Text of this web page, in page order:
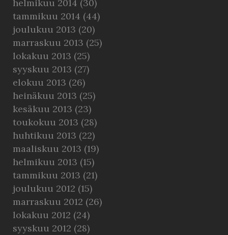
helmikuu 2014 (30)
tammikuu 2014 (44)
joulukuu 2013 (20)
marraskuu 2013 (25)
lokakuu 2013 (25)
syyskuu 2013 (27)
elokuu 2013 (26)
heinäkuu 2013 (25)
kesäkuu 2013 (23)
toukokuu 2013 (28)
huhtikuu 2013 (22)
maaliskuu 2013 (19)
helmikuu 2013 (15)
tammikuu 2013 (21)
joulukuu 2012 (15)
marraskuu 2012 (26)
lokakuu 2012 (24)
syyskuu 2012 (28)